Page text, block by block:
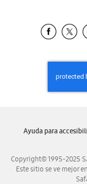
Copyright© 1995-2025
Este sitio se ve mejor
Ayuda para